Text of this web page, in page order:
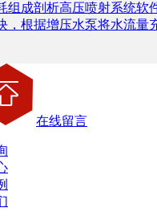
组成剖析高压喷射系统软
，根据增压水泵将水流量
在线留言